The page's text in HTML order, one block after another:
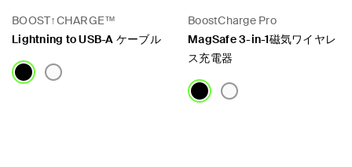
BOOST↑CHARGE™
Lightning to USB-A ケーブル
BoostCharge Pro
MagSafe 3-in-1磁気ワイヤレ
ス充電器